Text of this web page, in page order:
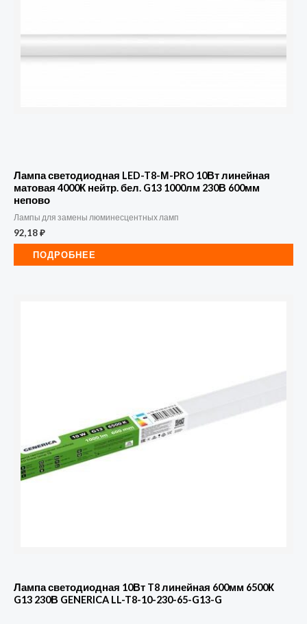
Лампа светодиодная LED-T8-М-PRO 10Вт линейная
матовая 4000К нейтр. бел. G13 1000лм 230В 600мм
непово
Лампы для замены люминесцентных ламп
92,18₽
ПОДРОБНЕЕ
Лампа светодиодная 10Вт T8 линейная 600мм 6500К
G13 230В GENERICA LL-T8-10-230-65-G13-G